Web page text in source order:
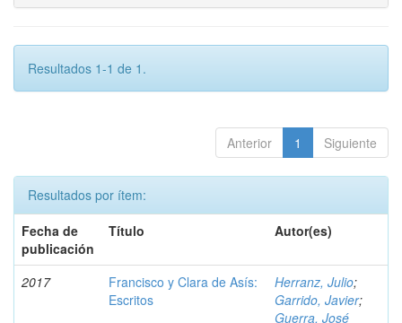
Resultados 1-1 de 1.
Anterior 1 Siguiente
Resultados por ítem:
Fecha de
publicación
Título Autor(es)
2017
Francisco y Clara de Asís:
Escritos
Herranz, Julio;
Garrido, Javier;
Guerra, José